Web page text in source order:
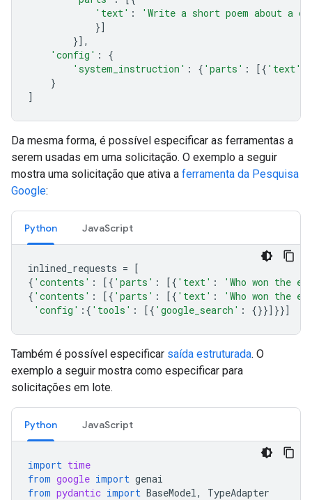
'text' :
'Write a short poem about a
}]
}],
'config' :
{
'system_instruction' : { 'parts' : [{ 'text'
}
]
Da mesma forma, é possível especificar as ferramentas a
serem usadas em uma solicitação. O exemplo a seguir
mostra uma solicitação que ativa a ferramenta da Pesquisa
Google:
Python JavaScript
inlined_requests = [
{ 'contents' : [{ 'parts' : [{ 'text' :
'Who won the
{ 'contents' : [{ 'parts' : [{ 'text' :
'Who won the
'config' :{ 'tools' : [{ 'google_search' : {}}]}}]
Também é possível especificar saída estruturada. O
exemplo a seguir mostra como especificar para
solicitações em lote.
Python JavaScript
import time
from google import genai
from pydantic import BaseModel, TypeAdapter